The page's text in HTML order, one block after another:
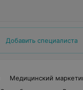
Добавить специалиста
Медицинский